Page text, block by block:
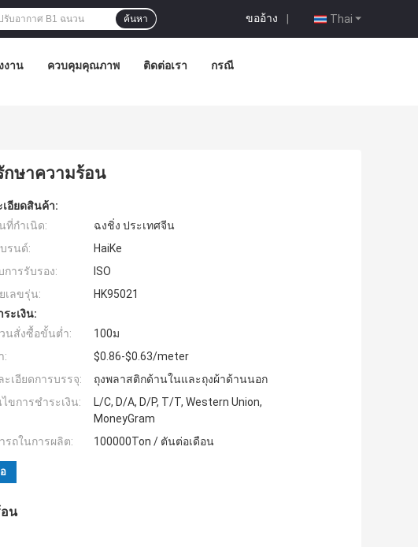
Thai
ขออ้าง |
ค้นหา
งาน ควบคุมคุณภาพ ติดต่อเรา กรณี
กษาความร้อน
เอียดสินค้า:
ที่กำเนิด:
ฉงชิ่ง ประเทศจีน
รนด์:
HaiKe
การรับรอง:
ISO
เลขรุ่น:
HK95021
ะเงิน:
นสั่งซื้อขั้นต่ำ:
100ม
:
$0.86-$0.63/meter
ะเอียดการบรรจุ:
ถุงพลาสติกด้านในและถุงผ้าด้านนอก
ไขการชำระเงิน:
L/C, D/A, D/P, T/T, Western Union,
MoneyGram
รถในการผลิต:
100000Ton / ตันต่อเดือน
น